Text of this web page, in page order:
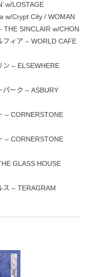
w/LOSTAGE
w/Crypt City / WOMAN
THE SINCLAIR w/CHON
ィア – WORLD CAFE
– ELSEWHERE
ーク – ASBURY
– CORNERSTONE
– CORNERSTONE
GLASS HOUSE
ス – TERAGRAM